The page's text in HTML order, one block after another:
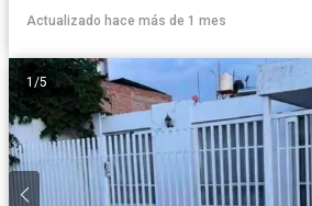
Actualizado hace más de 1 mes
1 /5